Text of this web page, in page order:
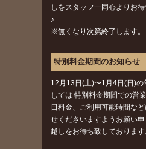
しをスタッフ一同心よりお
♪
※無くなり次第終了します。
特別料金期間のお知らせ
12月13日(土)〜1月4日(日)の
しては 特別料金期間での営
日料金、ご利用可能時間な
せくださいますようお願い
越しをお待ち致しております